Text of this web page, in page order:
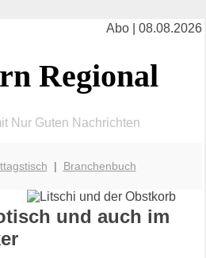
Abo | 08.08.2026
Regional
Nur Guten Nachrichten
| Branchenbuch
und auch im